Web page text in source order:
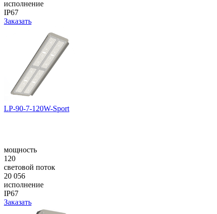
исполнение
IP67
Заказать
LP-90-7-120W-Sport
мощность
120
световой поток
20 056
исполнение
IP67
Заказать